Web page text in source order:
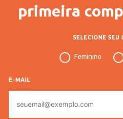
primeira
SELECIONE SEU
Feminino
E-MAIL
mail